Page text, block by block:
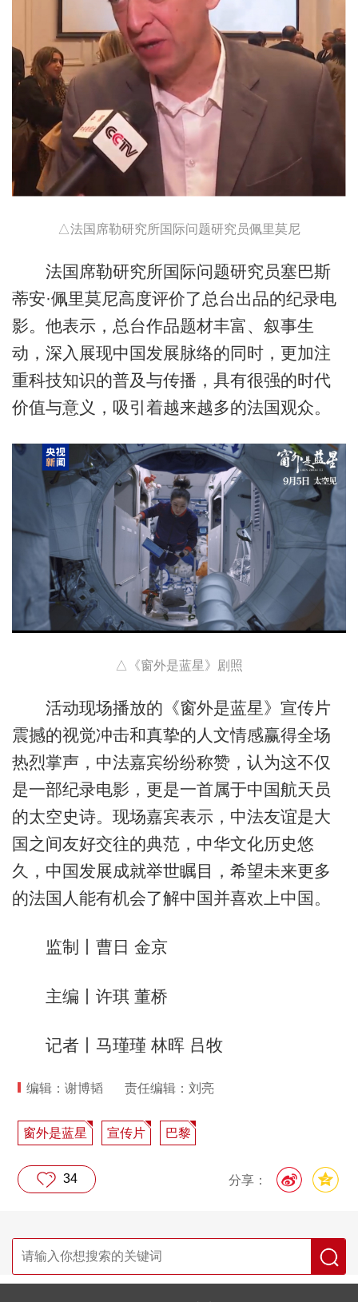
△法国席勒研究所国际问题研究员佩里莫尼
法国席勒研究所国际问题研究员塞巴斯
蒂安·佩里莫尼高度评价了总台出品的纪录电
影。他表示，总台作品题材丰富、叙事生
动，深入展现中国发展脉络的同时，更加注
重科技知识的普及与传播，具有很强的时代
价值与意义，吸引着越来越多的法国观众。
△《窗外是蓝星》剧照
活动现场播放的《窗外是蓝星》宣传片
震撼的视觉冲击和真挚的人文情感赢得全场
热烈掌声，中法嘉宾纷纷称赞，认为这不仅
是一部纪录电影，更是一首属于中国航天员
的太空史诗。现场嘉宾表示，中法友谊是大
国之间友好交往的典范，中华文化历史悠
久，中国发展成就举世瞩目，希望未来更多
的法国人能有机会了解中国并喜欢上中国。
监制丨曹日 金京
主编丨许琪 董桥
记者丨马瑾瑾 林晖 吕牧
编辑：谢博韬 责任编辑：刘亮
窗外是蓝星 宣传片 巴黎
分享：
34